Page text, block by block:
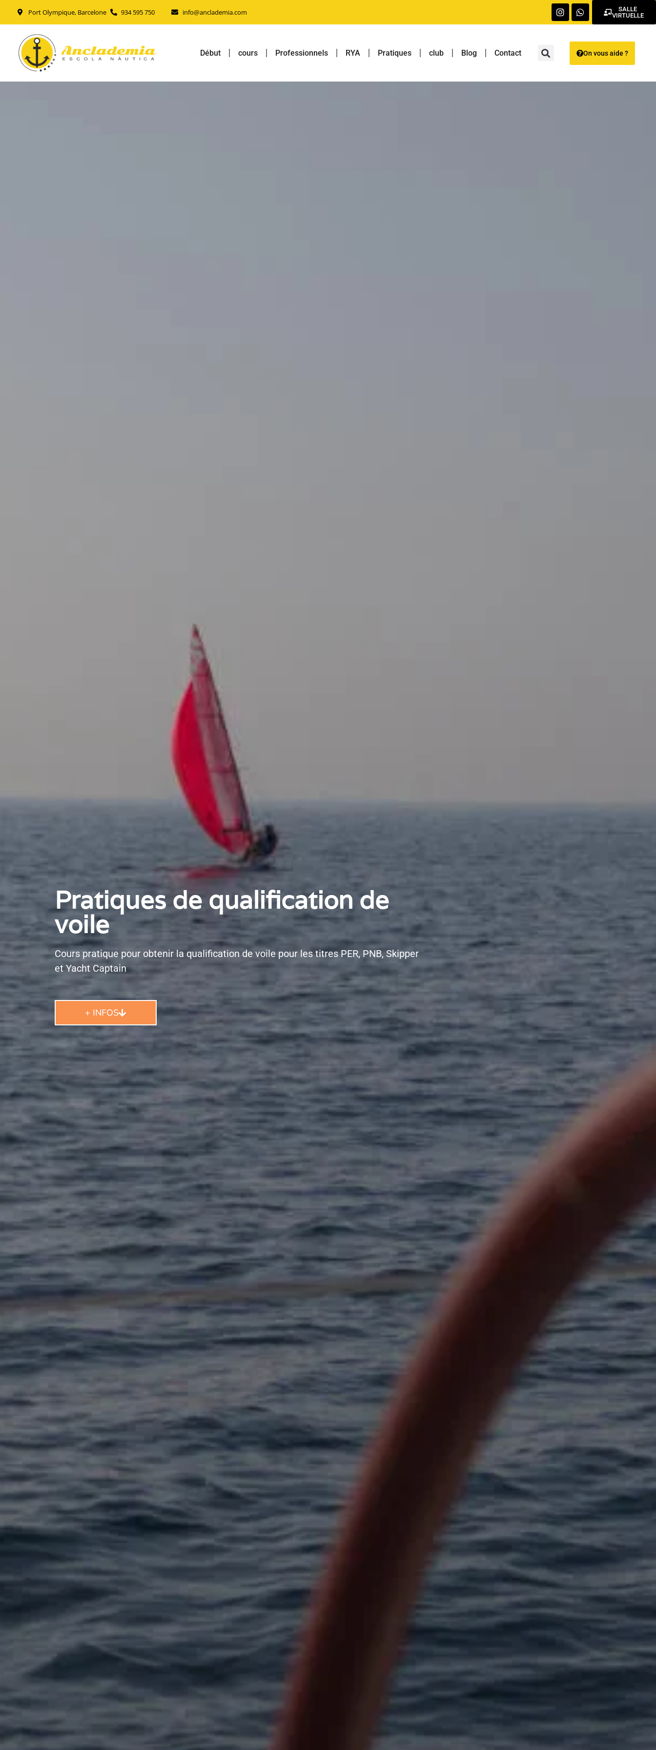
Port Olympique, Barcelone 934 595 750 info@anclademia.com
SALLE
VIRTUELLE
Début cours Professionnels RYA Pratiques club Blog Contact On vous aide ?
Pratiques de qualification de
voile
Cours pratique pour obtenir la qualification de voile pour les titres PER, PNB, Skipper
et Yacht Captain
+ INFOS